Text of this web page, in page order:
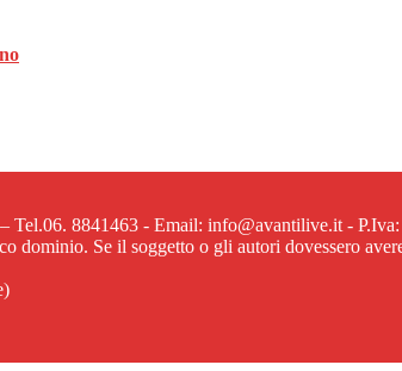
Tel.06. 8841463 - Email: info@avantilive.it -
Se il soggetto o gli autori dovessero